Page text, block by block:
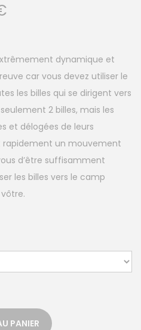
dynamique et
car vous devez utiliser le
les billes qui se dirigent vers
2 billes, mais les
et délogées de leurs
un mouvement
d’être suffisamment
les billes vers le camp
PANIER